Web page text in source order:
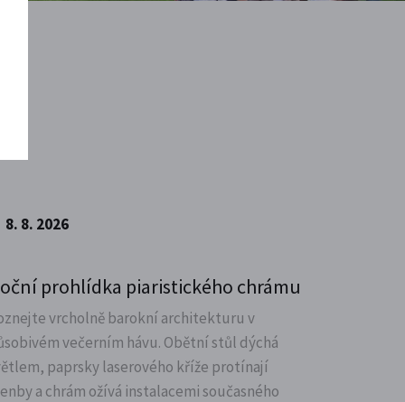
8. 8. 2026
prohlídka piaristického chrámu
vrcholně barokní architekturu v
večerním hávu. Obětní stůl dýchá
paprsky laserového kříže protínají
a chrám ožívá instalacemi současného